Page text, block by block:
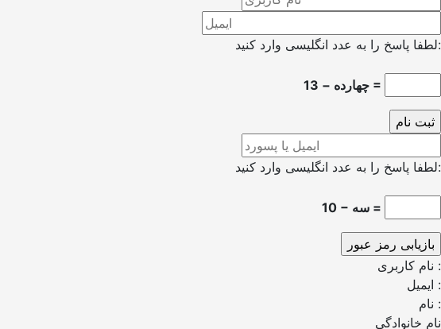
لطفا پاسخ را به عدد انگلیسی وارد کنید:
چهارده − 13 =
لطفا پاسخ را به عدد انگلیسی وارد کنید:
10 − سه =
نام کاربری :
ایمیل :
نام :
نام خانوادگی